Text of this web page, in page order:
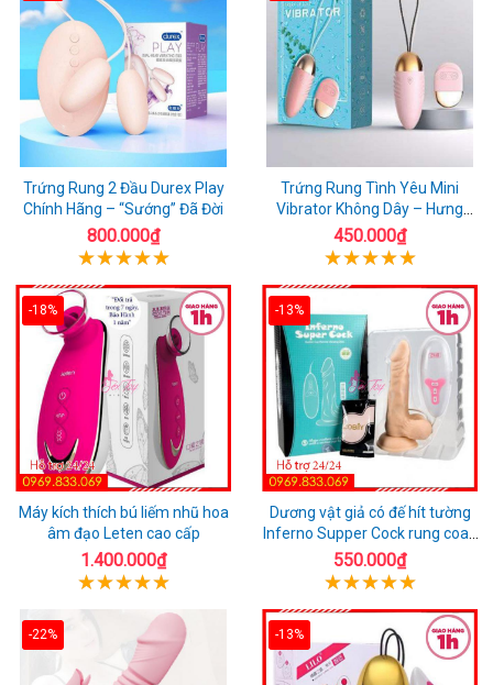
Trứng Rung 2 Đầu Durex Play
Chính Hãng – “Sướng” Đã Đời
800.000₫
Trứng Rung Tình Yêu Mini
Vibrator Không Dây – Hưng
Phấn Mọi Nơi
450.000₫
-18%
Máy kích thích bú liếm nhũ hoa
âm đạo Leten cao cấp
1.400.000₫
-13%
Dương vật giả có đế hít tường
Inferno Supper Cock rung coay
7 chế độ
550.000₫
-22% -13%